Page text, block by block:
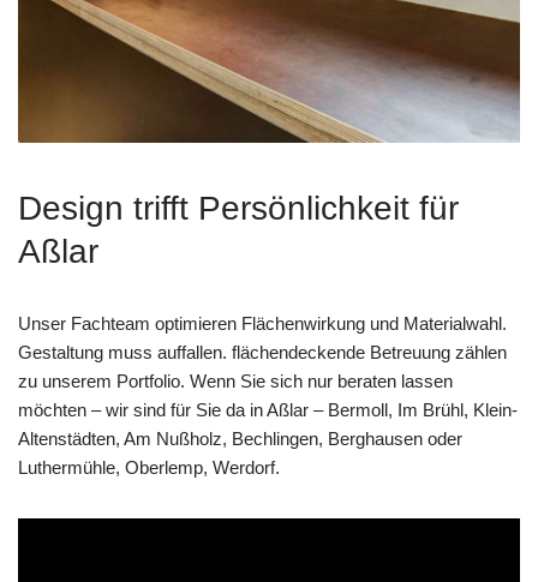
Design trifft Persönlichkeit für
Aßlar
Unser Fachteam optimieren Flächenwirkung und Materialwahl.
Gestaltung muss auffallen. flächendeckende Betreuung zählen
zu unserem Portfolio. Wenn Sie sich nur beraten lassen
möchten – wir sind für Sie da in Aßlar – Bermoll, Im Brühl, Klein-
Altenstädten, Am Nußholz, Bechlingen, Berghausen oder
Luthermühle, Oberlemp, Werdorf.